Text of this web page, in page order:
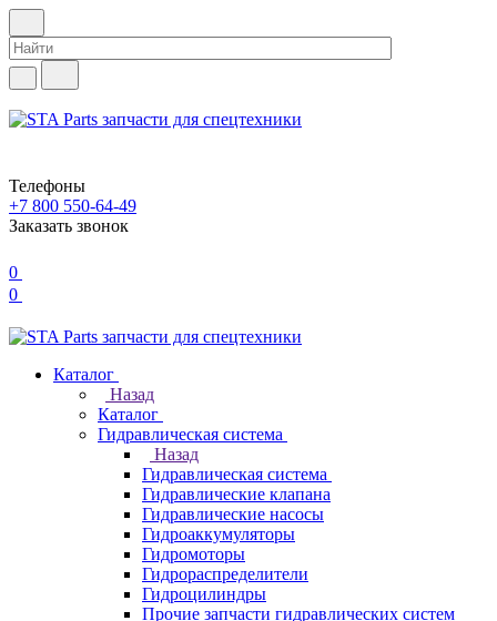
Телефоны
+7 800 550-64-49
Заказать звонок
0
0
Каталог
Назад
Каталог
Гидравлическая система
Назад
Гидравлическая система
Гидравлические клапана
Гидравлические насосы
Гидроаккумуляторы
Гидромоторы
Гидрораспределители
Гидроцилиндры
Прочие запчасти гидравлических систем